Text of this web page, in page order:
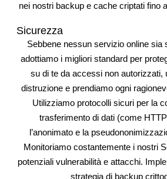
nei nostri backup e cache criptati fino
Sicurezza
Sebbene nessun servizio online sia
adottiamo i migliori standard per
su di te da accessi non autorizzati,
distruzione e prendiamo ogni
Utilizziamo protocolli sicuri per la
trasferimento di dati (come
l’anonimato e la
Monitoriamo costantemente i nostri
potenziali vulnerabilità e attacchi.
strategia di backup